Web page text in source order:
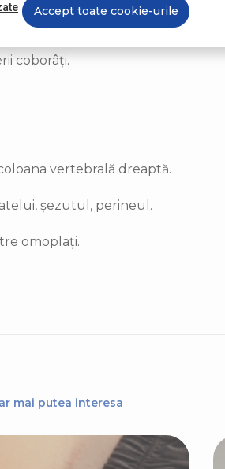
coborâți.
vertebrală dreaptă.
șezutul, perineul.
omoplați.
mai putea interesa
Accept toate cookie-urile